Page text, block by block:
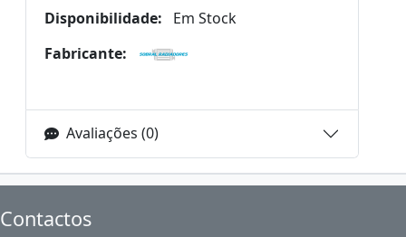
Disponibilidade:
Em Stock
Fabricante:
Avaliações (0)
Contactos